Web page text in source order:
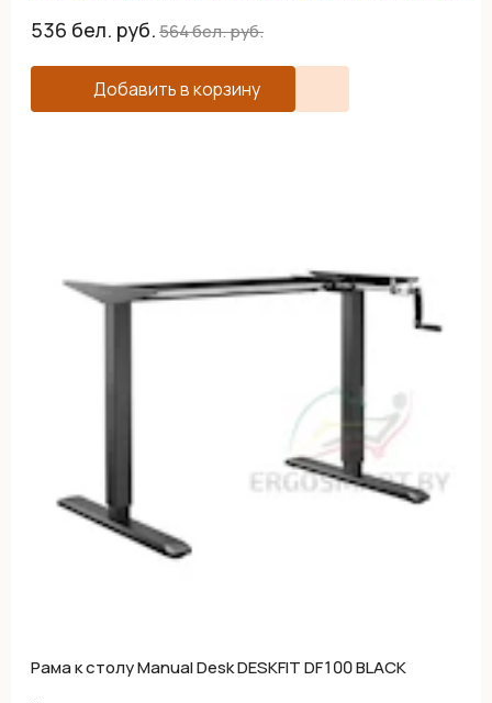
536 бел. руб.564бел. руб.
Добавить в корзину
Рама к столу Manual Desk DESKFIT DF100 BLACK